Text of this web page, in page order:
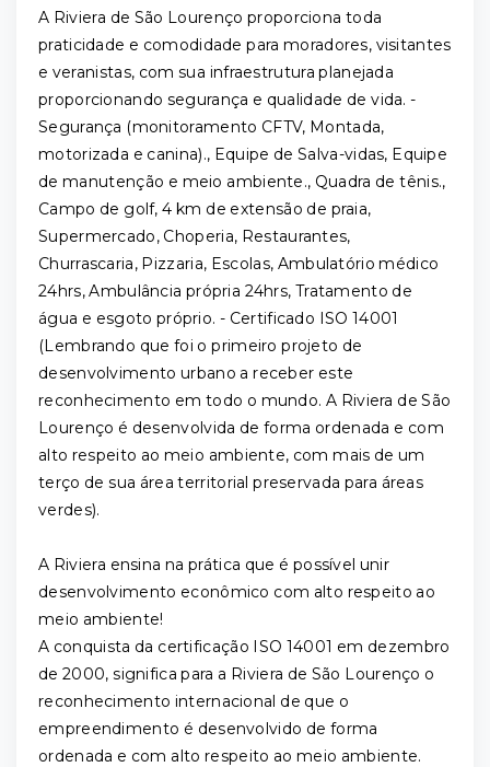
A Riviera de São Lourenço proporciona toda
praticidade e comodidade para moradores, visitantes
e veranistas, com sua infraestrutura planejada
proporcionando segurança e qualidade de vida. -
Segurança (monitoramento CFTV, Montada,
motorizada e canina)., Equipe de Salva-vidas, Equipe
de manutenção e meio ambiente., Quadra de tênis.,
Campo de golf, 4 km de extensão de praia,
Supermercado, Choperia, Restaurantes,
Churrascaria, Pizzaria, Escolas, Ambulatório médico
24hrs, Ambulância própria 24hrs, Tratamento de
água e esgoto próprio. - Certificado ISO 14001
(Lembrando que foi o primeiro projeto de
desenvolvimento urbano a receber este
reconhecimento em todo o mundo. A Riviera de São
Lourenço é desenvolvida de forma ordenada e com
alto respeito ao meio ambiente, com mais de um
terço de sua área territorial preservada para áreas
verdes).
A Riviera ensina na prática que é possível unir
desenvolvimento econômico com alto respeito ao
meio ambiente!
A conquista da certificação ISO 14001 em dezembro
de 2000, significa para a Riviera de São Lourenço o
reconhecimento internacional de que o
empreendimento é desenvolvido de forma
ordenada e com alto respeito ao meio ambiente.